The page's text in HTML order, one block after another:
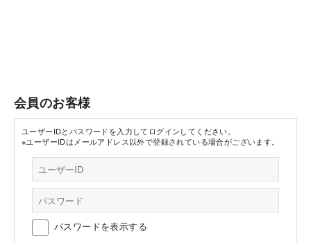
会員のお客様
ユーザーIDとパスワードを入力してログインしてください。
※ユーザーIDはメールアドレス以外で登録されている場合がございます。
パスワードを表示する